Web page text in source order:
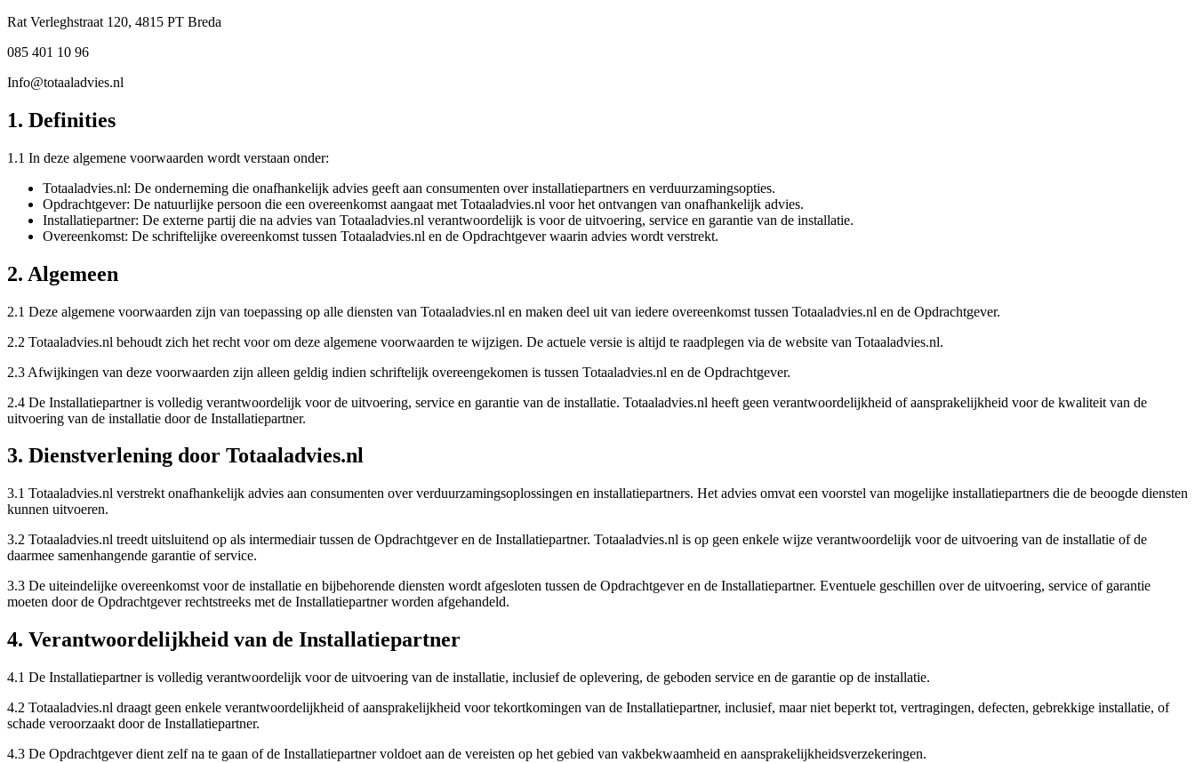
Rat Verleghstraat 120, 4815 PT Breda
085 401 10 96
Info@totaaladvies.nl
1. Definities
1.1 In deze algemene voorwaarden wordt verstaan onder:
Totaaladvies.nl: De onderneming die onafhankelijk advies geeft aan consumenten over installatiepartners en verduurzamingsopties.
Opdrachtgever: De natuurlijke persoon die een overeenkomst aangaat met Totaaladvies.nl voor het ontvangen van onafhankelijk advies.
Installatiepartner: De externe partij die na advies van Totaaladvies.nl verantwoordelijk is voor de uitvoering, service en garantie van de installatie.
Overeenkomst: De schriftelijke overeenkomst tussen Totaaladvies.nl en de Opdrachtgever waarin advies wordt verstrekt.
2. Algemeen
2.1 Deze algemene voorwaarden zijn van toepassing op alle diensten van Totaaladvies.nl en maken deel uit van iedere overeenkomst tussen Totaaladvies.nl en de Opdrachtgever.
2.2 Totaaladvies.nl behoudt zich het recht voor om deze algemene voorwaarden te wijzigen. De actuele versie is altijd te raadplegen via de website van Totaaladvies.nl.
2.3 Afwijkingen van deze voorwaarden zijn alleen geldig indien schriftelijk overeengekomen is tussen Totaaladvies.nl en de Opdrachtgever.
2.4 De Installatiepartner is volledig verantwoordelijk voor de uitvoering, service en garantie van de installatie. Totaaladvies.nl heeft geen verantwoordelijkheid of aansprakelijkheid voor de kwaliteit van de
uitvoering van de installatie door de Installatiepartner.
3. Dienstverlening door Totaaladvies.nl
3.1 Totaaladvies.nl verstrekt onafhankelijk advies aan consumenten over verduurzamingsoplossingen en installatiepartners. Het advies omvat een voorstel van mogelijke installatiepartners die de beoogde diensten
kunnen uitvoeren.
3.2 Totaaladvies.nl treedt uitsluitend op als intermediair tussen de Opdrachtgever en de Installatiepartner. Totaaladvies.nl is op geen enkele wijze verantwoordelijk voor de uitvoering van de installatie of de
daarmee samenhangende garantie of service.
3.3 De uiteindelijke overeenkomst voor de installatie en bijbehorende diensten wordt afgesloten tussen de Opdrachtgever en de Installatiepartner. Eventuele geschillen over de uitvoering, service of garantie
moeten door de Opdrachtgever rechtstreeks met de Installatiepartner worden afgehandeld.
4. Verantwoordelijkheid van de Installatiepartner
4.1 De Installatiepartner is volledig verantwoordelijk voor de uitvoering van de installatie, inclusief de oplevering, de geboden service en de garantie op de installatie.
4.2 Totaaladvies.nl draagt geen enkele verantwoordelijkheid of aansprakelijkheid voor tekortkomingen van de Installatiepartner, inclusief, maar niet beperkt tot, vertragingen, defecten, gebrekkige installatie, of
schade veroorzaakt door de Installatiepartner.
4.3 De Opdrachtgever dient zelf na te gaan of de Installatiepartner voldoet aan de vereisten op het gebied van vakbekwaamheid en aansprakelijkheidsverzekeringen.